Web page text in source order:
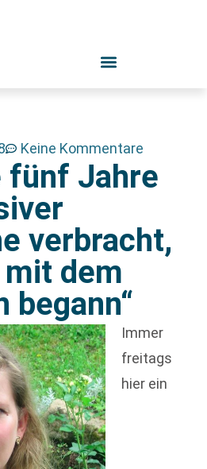
Keine Kommentare
fünf Jahre
verbracht,
mit dem
begann“
Immer
freitags
hier ein